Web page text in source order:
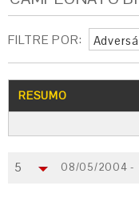
FILTRE POR:
RESUMO
5 08/05/2004 -